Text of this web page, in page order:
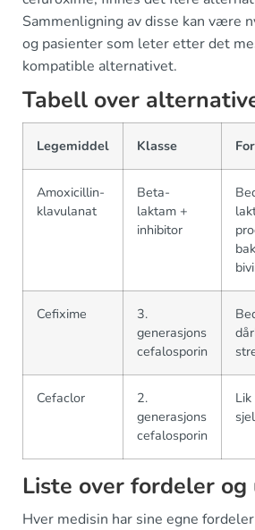
Sammenligning av disse kan være
og pasienter som leter etter det
kompatible alternativet.
Tabell over
Legemiddel Klasse
Amoxicillin-
klavulanat
Beta-
laktam +
inhibitor
Cefixime
3.
generasjons
cefalosporin
Cefaclor
2.
generasjons
cefalosporin
Liste over fordeler
Hver medisin har sine egne